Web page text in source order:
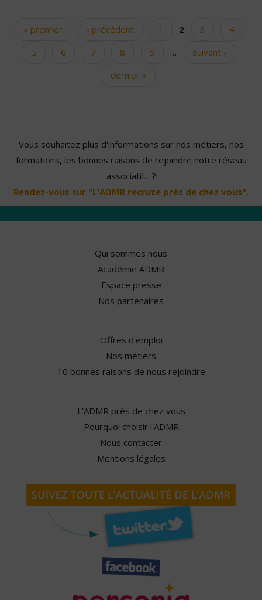
Pages« premier ‹ précédent 1 2 3
4
5
6 7 8 9 …
suivant ›
dernier »
Vous souhaitez plus d'informations sur nos métiers, nos
formations, les bonnes raisons de rejoindre notre réseau
associatif... ?
Rendez-vous sur "L'ADMR recrute près de chez vous".
Qui sommes nous
Académie ADMR
Espace presse
Nos partenaires
Offres d'emploi
Nos métiers
10 bonnes raisons de nous rejoindre
L'ADMR près de chez vous
Pourquoi choisir l'ADMR
Nous contacter
Mentions légales